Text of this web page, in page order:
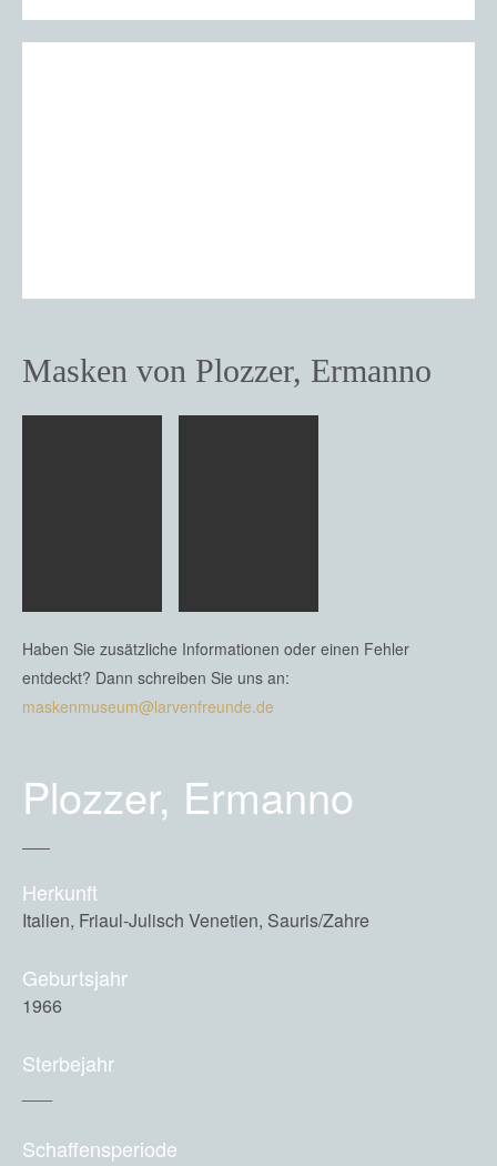
Masken von Plozzer, Ermanno
Haben Sie zusätzliche Informationen oder einen Fehler
entdeckt? Dann schreiben Sie uns an:
maskenmuseum@larvenfreunde.de
Plozzer, Ermanno
Herkunft
Italien, Friaul-Julisch Venetien, Sauris/Zahre
Geburtsjahr
1966
Sterbejahr
Schaffensperiode